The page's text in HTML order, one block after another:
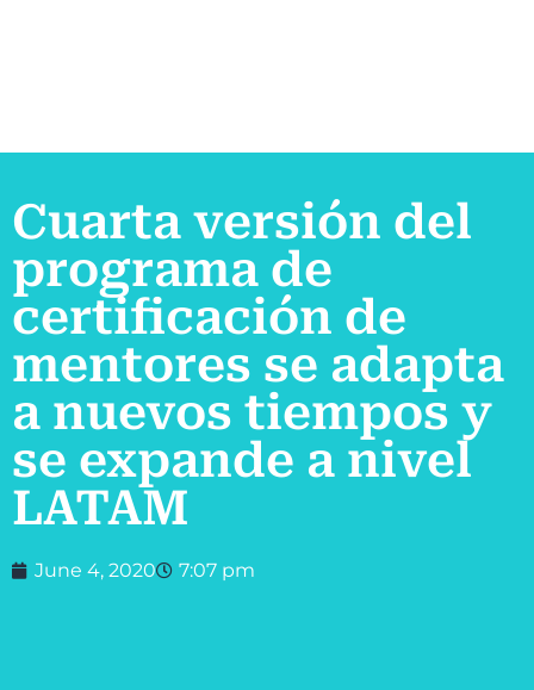
Cuarta versión del
programa de
certificación de
mentores se adapta
a nuevos tiempos y
se expande a nivel
LATAM
June 4, 2020 7:07 pm